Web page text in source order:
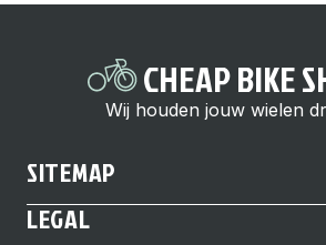
CHEAP BIKE
Wij houden jouw wielen
SITEMAP
LEGAL